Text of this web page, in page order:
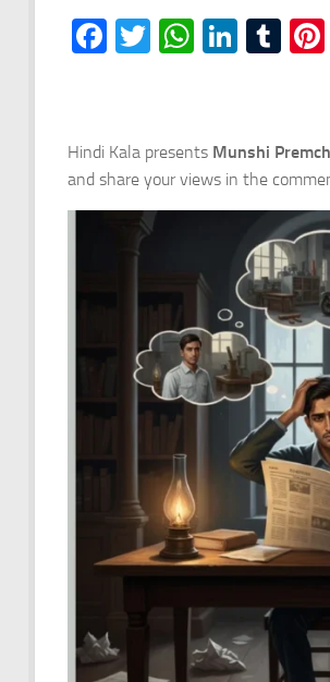
Facebook
Twitter
Hindi Kala presents Munshi
and share your views in the